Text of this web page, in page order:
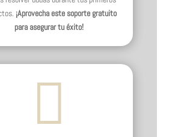
¡Aprovecha este soporte gratuito
para asegurar tu éxito!
